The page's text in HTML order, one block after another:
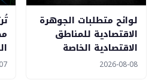
لوائح متطلبات الجوهرة
الاقتصادية للمناطق
الاقتصادية الخاصة
2026-08-08